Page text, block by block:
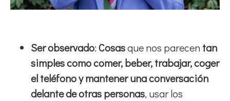
Ser observado:Cosasque nos parecen tan
simples como comer, beber, trabajar, coger
el teléfono y mantener una conversación
delante de otras personas, usar los